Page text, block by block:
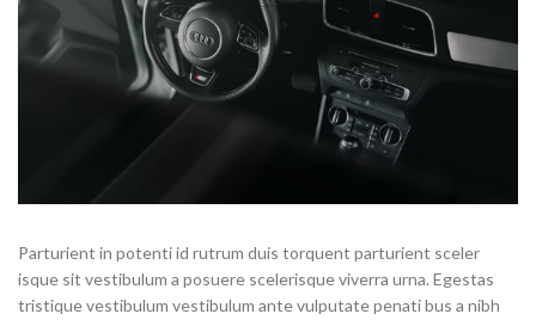
Parturient in potenti id rutrum duis torquent parturient sceler
isque sit vestibulum a posuere scelerisque viverra urna. Egestas
tristique vestibulum vestibulum ante vulputate penati bus a nibh